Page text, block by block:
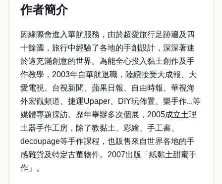
作者簡介
因緣際會進入華航服務，由於超愛旅行足跡遍及四
十餘國，旅行中經驗了各地的手創設計，深深著迷
於這充滿創意的世界。為能全心投入黏土創作及手
作教學，2003年自華航退職，陸續接受大成報、大
愛電視、台視新聞、蘋果日報、自由時報、華視海
外宏觀頻道、捷運Upaper、DIY玩佈置、樂手作...等
媒體專題採訪。歷年舉辦多次個展，2005成立土理
土器手作工房，除了教黏土、彩繪、手工書、
decoupage等手作課程，也販售來自世界各地的手
感雜貨及特定古董物件。2007出版「紙黏土甜蜜手
作」。